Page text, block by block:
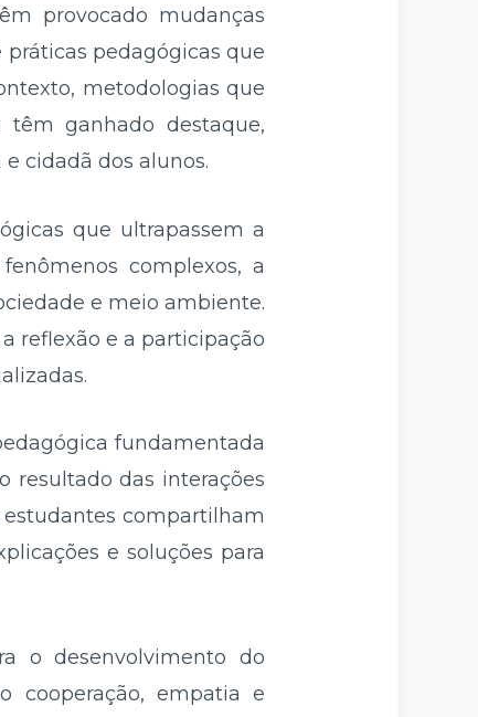
provocado mudanças
pedagógicas que
metodologias que
ganhado destaque,
cidadã dos alunos.
que ultrapassem a
complexos, a
e meio ambiente.
reflexão e a participação
fundamentada
resultado das interações
compartilham
e soluções para
o desenvolvimento do
cooperação, empatia e